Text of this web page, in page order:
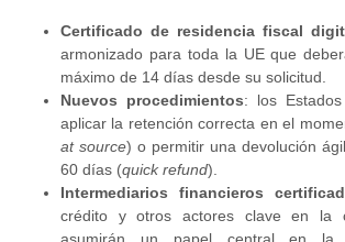
Certificado de residencia fiscal
armonizado para toda la UE que
máximo de 14 días desde su solicitud.
Nuevos procedimientos: los
aplicar la retención correcta en el
at source) o permitir una devolución
60 días (quick refund).
Intermediarios financieros
crédito y otros actores clave en la